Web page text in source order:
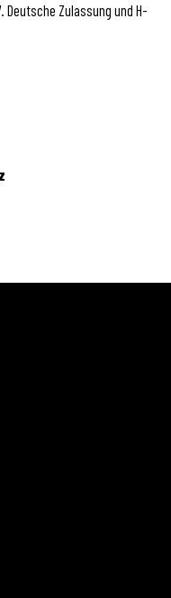
Deutsche Zulassung und H-